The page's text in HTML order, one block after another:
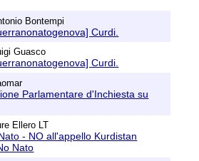
Bontempi
Curdi.
Guasco
Curdi.
Parlamentare d'Inchiesta su
Ellero LT
- NO all'appello Kurdistan
Nato